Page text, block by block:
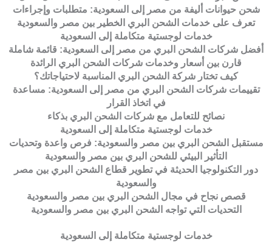
شحن حيوانات أليفة من مصر إلى السعودية: متطلبات وإجراءات
تعرف على خدمات الشحن البري الخطير بين مصر والسعودية
خدمات لوجستية متكاملة إلى السعودية
أفضل شركات الشحن البري من مصر إلى السعودية: قائمة شاملة
قارن بين أسعار وخدمات شركات الشحن البري الرائدة
كيف تختار شركة الشحن البري المناسبة لاحتياجاتك؟
تقييمات شركات الشحن البري من مصر إلى السعودية: مساعدة
في اتخاذ القرار
نصائح للتعامل مع شركات الشحن البري بذكاء
خدمات لوجستية متكاملة إلى السعودية
مستقبل الشحن البري بين مصر والسعودية: فرص واعدة وتحديات
التأثير البيئي للشحن البري بين مصر والسعودية
دور التكنولوجيا الحديثة في تطوير قطاع الشحن البري بين مصر
والسعودية
قصص نجاح في مجال الشحن البري بين مصر والسعودية
التحديات التي تواجه الشحن البري بين مصر والسعودية
خدمات لوجستية متكاملة إلى السعودية